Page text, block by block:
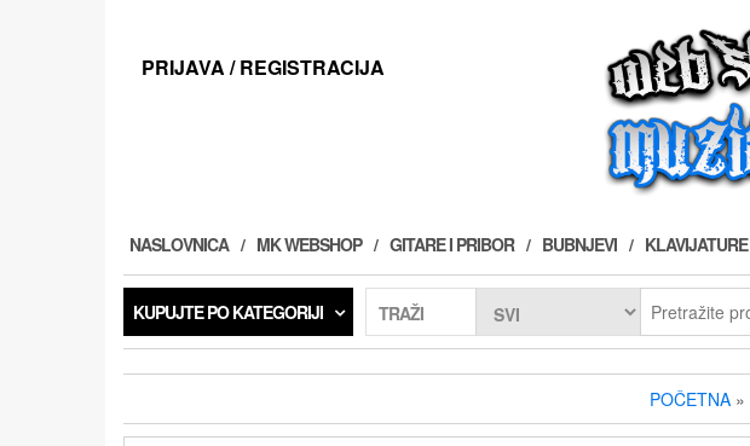
PRIJAVA / REGISTRACIJA
NASLOVNICA MK WEBSHOP GITARE I PRIBOR BUBNJEVI KLAVIJATURE
KUPUJTE PO KATEGORIJI TRAŽI
POČETNA »